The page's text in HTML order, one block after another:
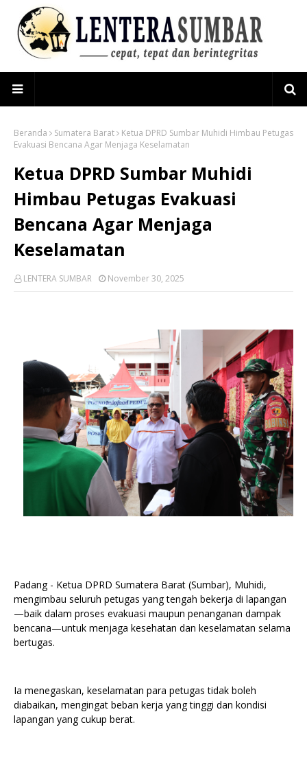
Beranda Sumatera Barat
Ketua DPRD Sumbar Muhidi Himbau Petugas
Evakuasi Bencana Agar Menjaga Keselamatan
Ketua DPRD Sumbar Muhidi
Himbau Petugas Evakuasi
Bencana Agar Menjaga
Keselamatan
LENTERA SUMBAR November 30, 2025
Padang - Ketua DPRD Sumatera Barat (Sumbar), Muhidi,
mengimbau seluruh petugas yang tengah bekerja di lapangan
—baik dalam proses evakuasi maupun penanganan dampak
bencana—untuk menjaga kesehatan dan keselamatan selama
bertugas.
Ia menegaskan, keselamatan para petugas tidak boleh
diabaikan, mengingat beban kerja yang tinggi dan kondisi
lapangan yang cukup berat.